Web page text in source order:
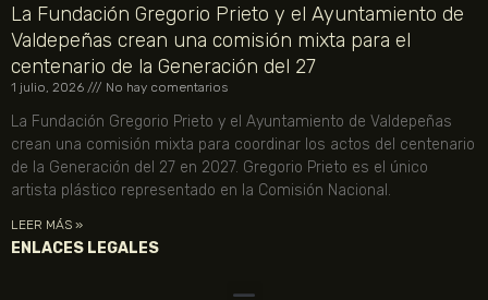
La Fundación Gregorio Prieto y el Ayuntamiento de
Valdepeñas crean una comisión mixta para el
centenario de la Generación del 27
1 julio, 2026 No hay comentarios
La Fundación Gregorio Prieto y el Ayuntamiento de Valdepeñas
crean una comisión mixta para coordinar los actos del centenario
de la Generación del 27 en 2027. Gregorio Prieto es el único
artista plástico representado en la Comisión Nacional.
LEER MÁS »
ENLACES LEGALES